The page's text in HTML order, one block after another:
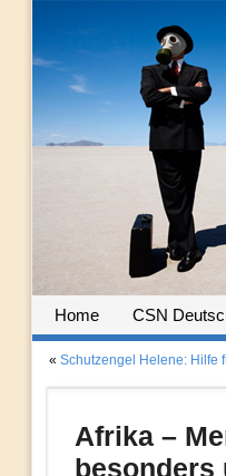
Home CSN
« Schutzengel Helene: Hilfe
Afrika –
besonders